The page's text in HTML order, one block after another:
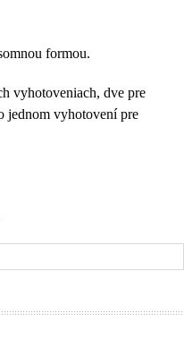
formou.
vyhotoveniach, dve pre
jednom vyhotovení pre